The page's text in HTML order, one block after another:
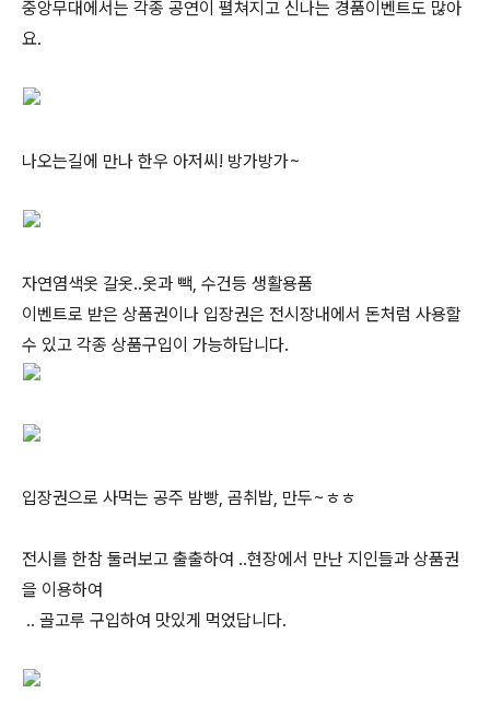
중앙무대에서는 각종 공연이 펼쳐지고 신나는 경품이벤트도 많아
요.
나오는길에 만나 한우 아저씨! 방가방가~
자연염색옷 갈옷..옷과 빽, 수건등 생활용품
이벤트로 받은 상품권이나 입장권은 전시장내에서 돈처럼 사용할
수 있고 각종 상품구입이 가능하답니다.
입장권으로 사먹는 공주 밤빵, 곰취밥, 만두~ㅎㅎ
전시를 한참 둘러보고 출출하여 ..현장에서 만난 지인들과 상품권
을 이용하여
.. 골고루 구입하여 맛있게 먹었답니다.